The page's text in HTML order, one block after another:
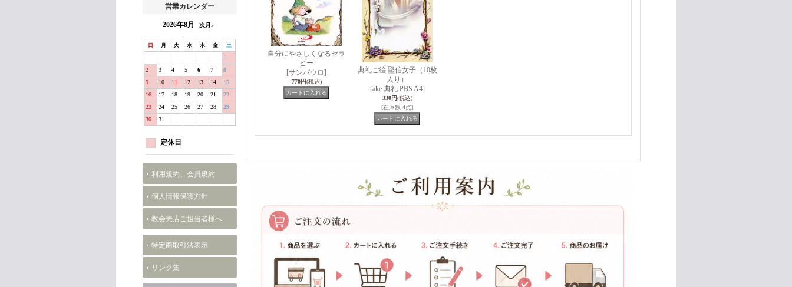
営業カレンダー
2026年8月 次月»
日 月 火 水 木 金 土
1
2
3 4 5 6 7
8
9
10 11 12 13 14
15
16
17 18 19 20 21
22
23
24 25 26 27 28
29
30
31
定休日
利用規約、会員規約
個人情報保護方針
教会売店ご担当者様へ
特定商取引法表示
リンク集
自分にやさしくなるセラ
ピー
[サンパウロ]
770円(税込)
典礼ご絵 堅信女子（10枚
入り）
[ake 典礼 PBS A4]
330円(税込)
[在庫数 4点]